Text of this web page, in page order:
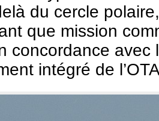
du cercle
que mission
concordance avec
intégré de